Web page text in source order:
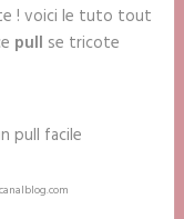
! voici le tuto tout
pull se tricote